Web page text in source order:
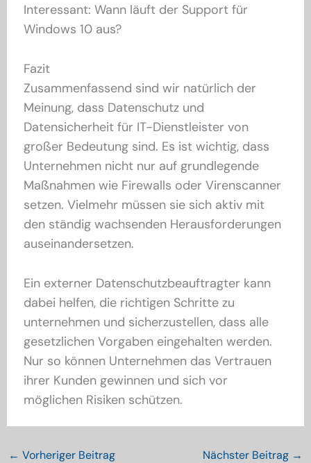
Interessant: Wann läuft der Support für
Windows 10 aus?
Fazit
Zusammenfassend sind wir natürlich der
Meinung, dass Datenschutz und
Datensicherheit für IT-Dienstleister von
großer Bedeutung sind. Es ist wichtig, dass
Unternehmen nicht nur auf grundlegende
Maßnahmen wie Firewalls oder Virenscanner
setzen. Vielmehr müssen sie sich aktiv mit
den ständig wachsenden Herausforderungen
auseinandersetzen.
Ein externer Datenschutzbeauftragter kann
dabei helfen, die richtigen Schritte zu
unternehmen und sicherzustellen, dass alle
gesetzlichen Vorgaben eingehalten werden.
Nur so können Unternehmen das Vertrauen
ihrer Kunden gewinnen und sich vor
möglichen Risiken schützen.
← Vorheriger Beitrag Nächster Beitrag →